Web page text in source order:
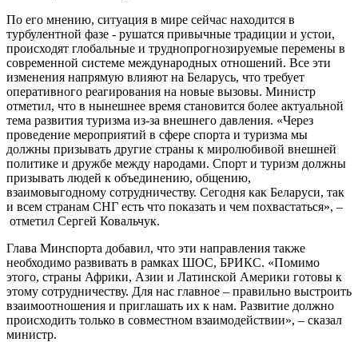
По его мнению, ситуация в мире сейчас находится в
турбулентной фазе - рушатся привычные традиции и устои,
происходят глобальные и труднопрогнозируемые перемены в
современной системе международных отношений. Все эти
изменения напрямую влияют на Беларусь, что требует
оперативного реагирования на новые вызовы. Министр
отметил, что в нынешнее время становится более актуальной
тема развития туризма из-за внешнего давления. «Через
проведение мероприятий в сфере спорта и туризма мы
должны призывать другие страны к миролюбивой внешней
политике и дружбе между народами. Спорт и туризм должны
призывать людей к объединению, общению,
взаимовыгодному сотрудничеству. Сегодня как Беларуси, так
и всем странам СНГ есть что показать и чем похвастаться», –
отметил Сергей Ковальчук.
Глава Минспорта добавил, что эти направления также
необходимо развивать в рамках ШОС, БРИКС. «Помимо
этого, страны Африки, Азии и Латинской Америки готовы к
этому сотрудничеству. Для нас главное – правильно выстроить
взаимоотношения и приглашать их к нам. Развитие должно
происходить только в совместном взаимодействии», – сказал
министр.